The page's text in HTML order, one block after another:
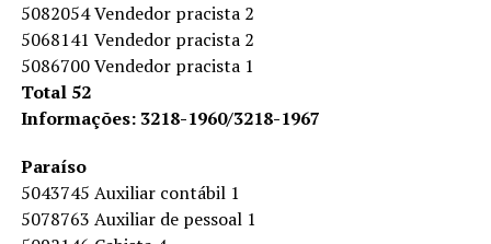
5082054 Vendedor pracista 2
5068141 Vendedor pracista 2
5086700 Vendedor pracista 1
Total 52
Informações: 3218-1960/3218-1967
Paraíso
5043745 Auxiliar contábil 1
5078763 Auxiliar de pessoal 1